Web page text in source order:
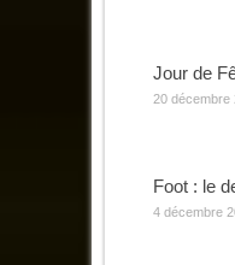
Jour de
20 décembre
Foot : le
4 décembre